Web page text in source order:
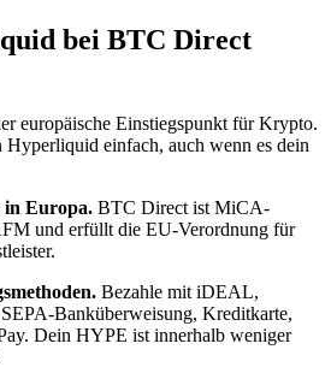
bei BTC Direct
europäische Einstiegspunkt für Krypto.
einfach, auch wenn es dein
in Europa. BTC Direct ist MiCA-
und erfüllt die EU-Verordnung für
Bezahle mit iDEAL,
Banküberweisung, Kreditkarte,
Dein HYPE ist innerhalb weniger